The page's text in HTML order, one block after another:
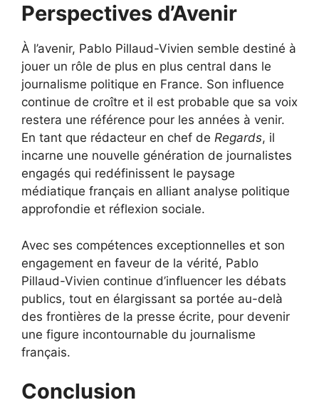
Perspectives d’Avenir
À l’avenir, Pablo Pillaud-Vivien semble destiné à
jouer un rôle de plus en plus central dans le
journalisme politique en France. Son influence
continue de croître et il est probable que sa voix
restera une référence pour les années à venir.
En tant que rédacteur en chef de Regards, il
incarne une nouvelle génération de journalistes
engagés qui redéfinissent le paysage
médiatique français en alliant analyse politique
approfondie et réflexion sociale.
Avec ses compétences exceptionnelles et son
engagement en faveur de la vérité, Pablo
Pillaud-Vivien continue d’influencer les débats
publics, tout en élargissant sa portée au-delà
des frontières de la presse écrite, pour devenir
une figure incontournable du journalisme
français.
Conclusion